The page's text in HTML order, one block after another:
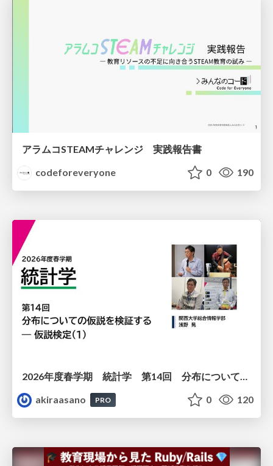
アラムコSTEAMチャレンジ 実践報告書
codeforeveryone
0 190
akiraasano
PRO 0 120